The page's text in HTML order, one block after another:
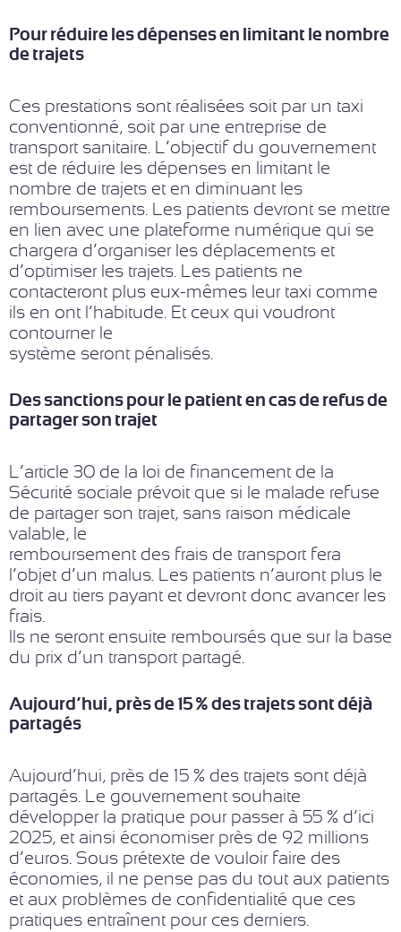
Pour réduire les dépenses en limitant le nombre
de trajets
Ces prestations sont réalisées soit par un taxi
conventionné, soit par une entreprise de
transport sanitaire. L’objectif du gouvernement
est de réduire les dépenses en limitant le
nombre de trajets et en diminuant les
remboursements. Les patients devront se mettre
en lien avec une plateforme numérique qui se
chargera d’organiser les déplacements et
d’optimiser les trajets. Les patients ne
contacteront plus eux-mêmes leur taxi comme
ils en ont l’habitude. Et ceux qui voudront
contourner le
système seront pénalisés.
Des sanctions pour le patient en cas de refus de
partager son trajet
L’article 30 de la loi de financement de la
Sécurité sociale prévoit que si le malade refuse
de partager son trajet, sans raison médicale
valable, le
remboursement des frais de transport fera
l’objet d’un malus. Les patients n’auront plus le
droit au tiers payant et devront donc avancer les
frais.
Ils ne seront ensuite remboursés que sur la base
du prix d’un transport partagé.
Aujourd’hui, près de 15 % des trajets sont déjà
partagés
Aujourd’hui, près de 15 % des trajets sont déjà
partagés. Le gouvernement souhaite
développer la pratique pour passer à 55 % d’ici
2025, et ainsi économiser près de 92 millions
d’euros. Sous prétexte de vouloir faire des
économies, il ne pense pas du tout aux patients
et aux problèmes de confidentialité que ces
pratiques entraînent pour ces derniers.